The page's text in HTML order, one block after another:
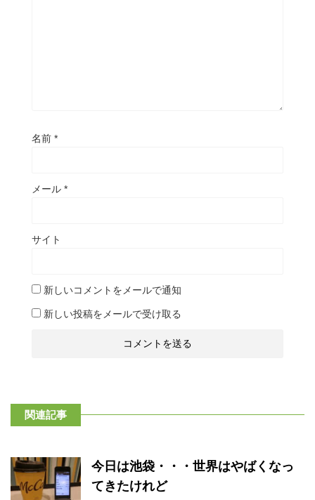
名前 *
メール *
サイト
新しいコメントをメールで通知
新しい投稿をメールで受け取る
関連記事
今日は池袋・・・世界はやばくなっ
てきたけれど